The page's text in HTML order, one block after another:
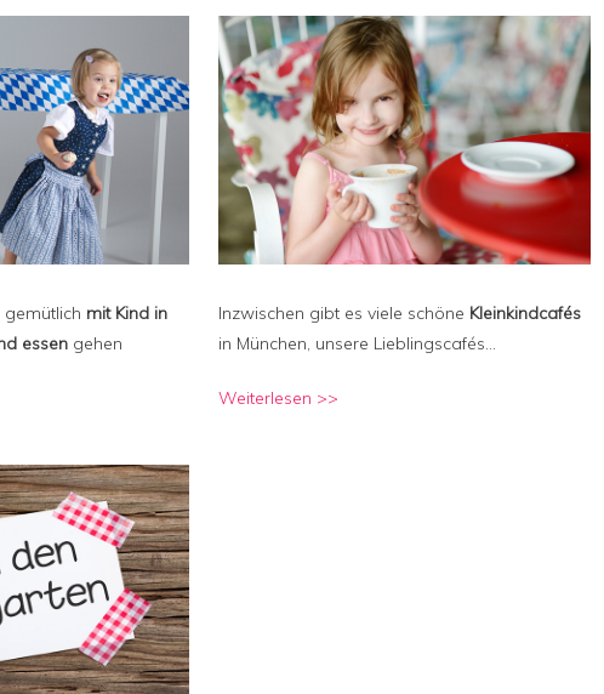
mit Kind in
essen gehen
Inzwischen gibt es viele schöne Kleinkindcafés
in München, unsere Lieblingscafés…
Weiterlesen >>